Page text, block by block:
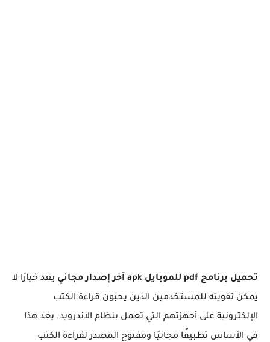
تحميل برنامج pdf للموبايل apk آخر إصدار مجاني
يعد خيارًا لا
يمكن تفويته للمستخدمين الذين يحبون قراءة الكتب
الإلكترونية على أجهزتهم التي تعمل بنظام الاندرويد. يعد هذا
في الأساس تطبيقًا مجانيًا ومفتوح المصدر لقراءة الكتب